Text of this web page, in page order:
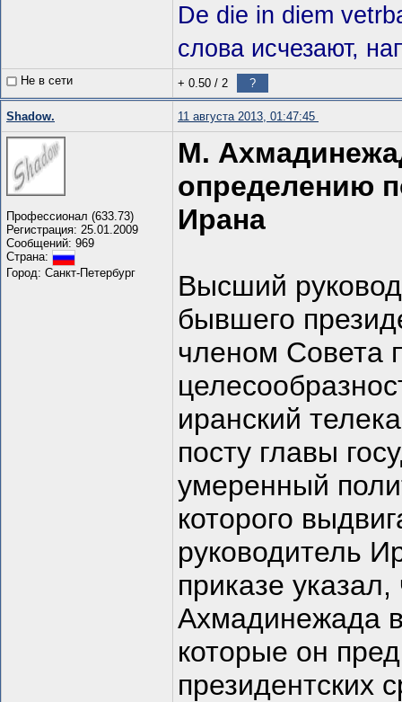
De die in diem
слова исчезают,
Не в сети + 0.50 / 2 ?
Shadow. 11 августа 2013, 01:47:45
Профессионал (633.73)
Регистрация: 25.01.2009
Сообщений: 969
Страна:
Город: Санкт-Петербург
М.
определению
Ирана
Высший
бывшего
членом Совета
иранский
посту главы
умеренный
которого
руководитель
приказе
Ахмадинежада
которые он
президентских